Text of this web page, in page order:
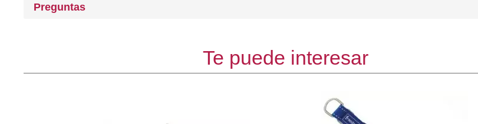
Preguntas
Te puede interesar